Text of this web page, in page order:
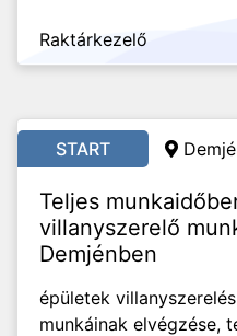
Raktárkezelő
START
Teljes
villanyszerelő
Demjénben
épületek
munkáinak elvégzése,